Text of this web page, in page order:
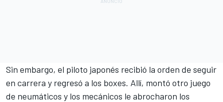
Sin embargo, el piloto japonés recibió la orden de seguir
en carrera y regresó a los boxes. Allí, montó otro juego
de neumáticos y los mecánicos le abrocharon los